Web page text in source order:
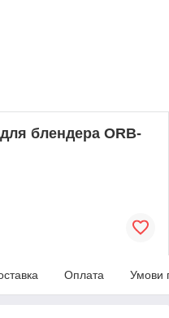
блендера ORB-
Оплата Умови